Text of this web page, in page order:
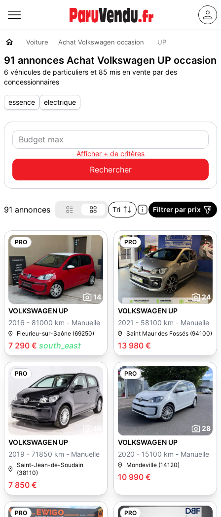
Voiture Achat Volkswagen occasion UP
91 annonces Achat Volkswagen UP occasion
6 véhicules de particuliers et 85 mis en vente par des
concessionnaires
essence electrique
Afficher + de critères
91 annonces Tri Filtrer par prix
PRO
14
7 290 € south_east
VOLKSWAGEN UP
2016 - 81000 km - Manuelle
Fleurieu-sur-Saône (69250)
PRO
24
13 980 €
VOLKSWAGEN UP
2021 - 58100 km - Manuelle
Saint Maur des Fossés (94100)
PRO
7 850 €
VOLKSWAGEN UP
2019 - 71850 km - Manuelle
Saint-Jean-de-Soudain
(38110)
PRO
28
10 990 €
VOLKSWAGEN UP
2020 - 15100 km - Manuelle
Mondeville (14120)
PRO PRO